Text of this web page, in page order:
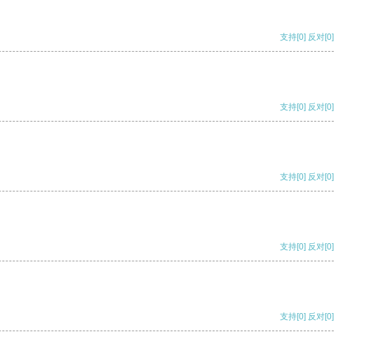
支持[0] 反对[0]
支持[0] 反对[0]
支持[0] 反对[0]
支持[0] 反对[0]
支持[0] 反对[0]